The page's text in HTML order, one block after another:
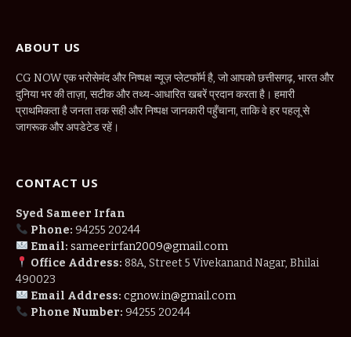
ABOUT US
CG NOW एक भरोसेमंद और निष्पक्ष न्यूज़ प्लेटफॉर्म है, जो आपको छत्तीसगढ़, भारत और
दुनिया भर की ताज़ा, सटीक और तथ्य-आधारित खबरें प्रदान करता है। हमारी
प्राथमिकता है जनता तक सही और निष्पक्ष जानकारी पहुँचाना, ताकि वे हर पहलू से
जागरूक और अपडेटेड रहें।
CONTACT US
Syed Sameer Irfan
Phone: 94255 20244
Email: sameerirfan2009@gmail.com
Office Address: 88A, Street 5 Vivekanand Nagar, Bhilai
490023
Email Address: cgnow.in@gmail.com
Phone Number: 94255 20244